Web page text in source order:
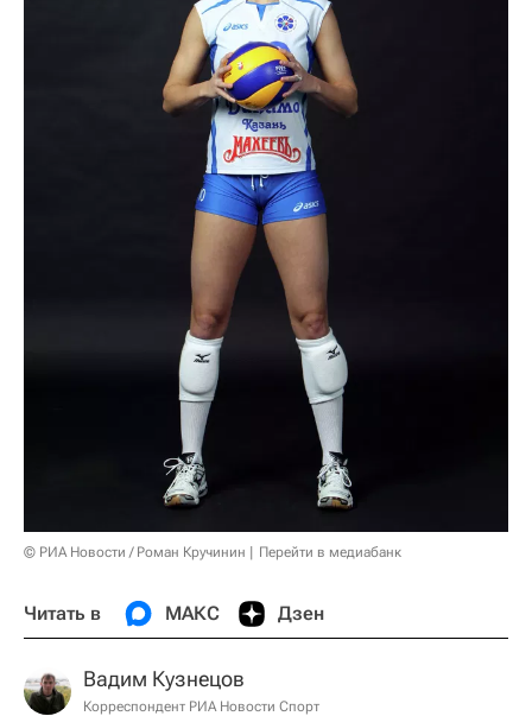
© РИА Новости / Роман Кручинин Перейти в медиабанк
Читать в МАКС Дзен
Вадим Кузнецов
Корреспондент РИА Новости Спорт